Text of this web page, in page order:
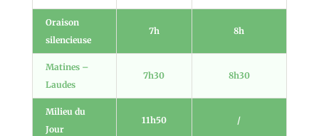
Oraison
silencieuse
7h 8h
Matines –
Laudes
7h30 8h30
Milieu du
Jour
11h50 /